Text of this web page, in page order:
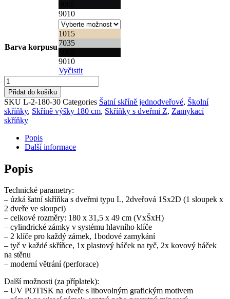
9010
Barva korpusu
1015
7035
9010
Vyčistit
Skříňka
s
dveřmi
typu
L2
-
šířka
31,5
množství
Přidat do košíku
SKU L-2-180-30 Categories Šatní skříně jednodveřové, Školní
skříňky, Skříně výšky 180 cm, Skříňky s dveřmi Z, Zamykací
skříňky
Popis
Další informace
Popis
Technické parametry:
– úzká šatní skříňka s dveřmi typu L, 2dveřová 1Sx2D (1 sloupek x
2 dveře ve sloupci)
– celkové rozměry: 180 x 31,5 x 49 cm (VxŠxH)
– cylindrické zámky v systému hlavního klíče
– 2 klíče pro každý zámek, 1bodové zamykání
– tyč v každé skříňce, 1x plastový háček na tyč, 2x kovový háček
na stěnu
– moderní větrání (perforace)
Další možnosti (za příplatek):
– UV POTISK na dveře s libovolným grafickým motivem